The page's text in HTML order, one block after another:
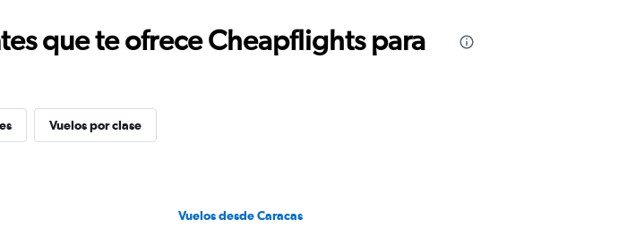
que te ofrece Cheapflights para
Vuelos por clase
Vuelos desde Caracas